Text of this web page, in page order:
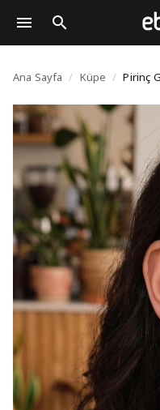
Pirinç
Ana Sayfa / Küpe / Pirinç